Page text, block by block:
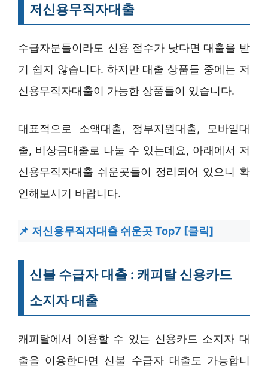
저신용무직자대출
수급자분들이라도 신용 점수가 낮다면 대출을 받
기 쉽지 않습니다. 하지만 대출 상품들 중에는 저
신용무직자대출이 가능한 상품들이 있습니다.
대표적으로 소액대출, 정부지원대출, 모바일대
출, 비상금대출로 나눌 수 있는데요, 아래에서 저
신용무직자대출 쉬운곳들이 정리되어 있으니 확
인해보시기 바랍니다.
저신용무직자대출 쉬운곳 Top7 [클릭]
신불 수급자 대출 : 캐피탈 신용카드
소지자 대출
캐피탈에서 이용할 수 있는 신용카드 소지자 대
출을 이용한다면 신불 수급자 대출도 가능합니